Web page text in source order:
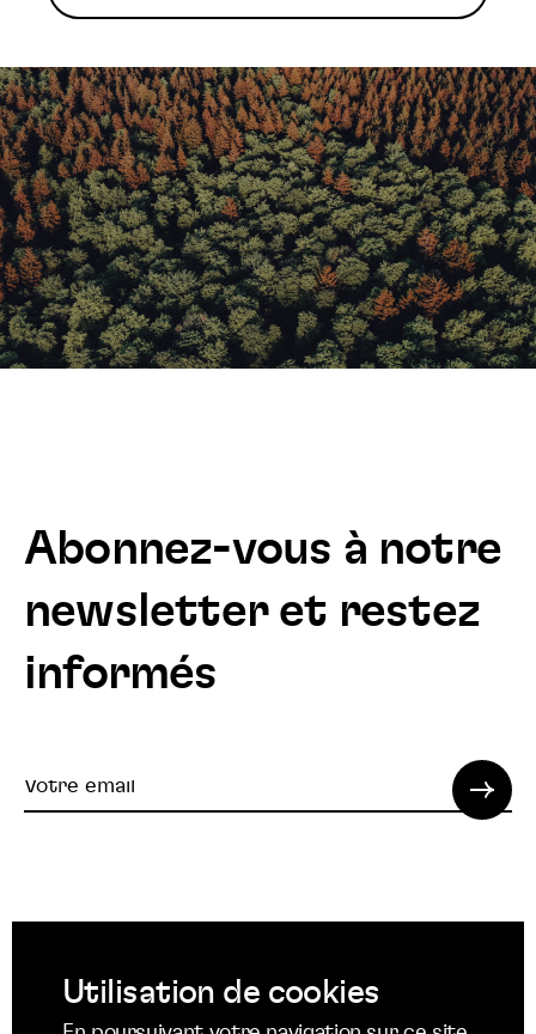
Abonnez-vous à notre
newsletter et restez
informés
Votre
Utilisation de cookies